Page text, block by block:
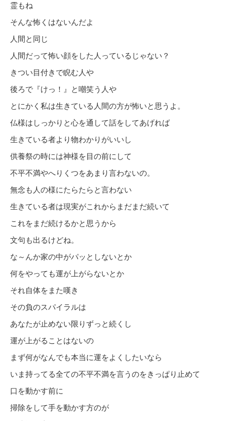
霊もね
そんな怖くはないんだよ
人間と同じ
人間だって怖い顔をした人っているじゃない？
きつい目付きで睨む人や
後ろで『けっ！』と嘲笑う人や
とにかく私は生きている人間の方が怖いと思うよ。
仏様はしっかりと心を通して話をしてあげれば
生きている者より物わかりがいいし
供養祭の時には神様を目の前にして
不平不満やへりくつをあまり言わないの。
無念も人の様にたらたらと言わない
生きている者は現実がこれからまだまだ続いて
これをまだ続けるかと思うから
文句も出るけどね。
な～んか家の中がパッとしないとか
何をやっても運が上がらないとか
それ自体をまた嘆き
その負のスパイラルは
あなたが止めない限りずっと続くし
運が上がることはないの
まず何がなんでも本当に運をよくしたいなら
いま持ってる全ての不平不満を言うのをきっぱり止めて
口を動かす前に
掃除をして手を動かす方のが